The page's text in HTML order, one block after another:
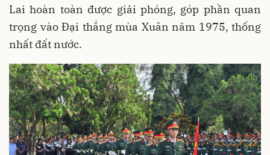
Lai hoàn toàn được giải phóng, góp phần quan
trọng vào Đại thắng mùa Xuân năm 1975, thống
nhất đất nước.